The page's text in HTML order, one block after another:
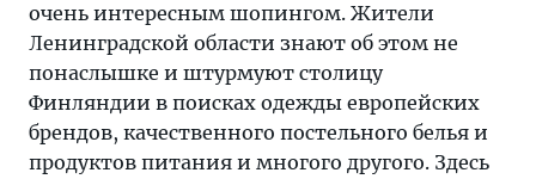
очень интересным шопингом. Жители
Ленинградской области знают об этом не
понаслышке и штурмуют столицу
Финляндии в поисках одежды европейских
брендов, качественного постельного белья и
продуктов питания и многого другого. Здесь